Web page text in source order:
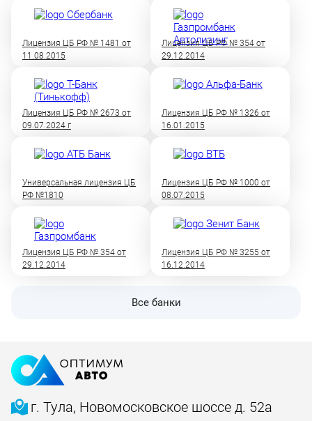
Лицензия ЦБ РФ № 1481 от
11.08.2015
Лицензия ЦБ РФ № 354 от
29.12.2014
Лицензия ЦБ РФ № 2673 от
09.07.2024 г
Лицензия ЦБ РФ № 1326 от
16.01.2015
Универсальная лицензия ЦБ
РФ №1810
Лицензия ЦБ РФ № 1000 от
08.07.2015
Лицензия ЦБ РФ № 354 от
29.12.2014
Лицензия ЦБ РФ № 3255 от
16.12.2014
Все банки
г. Тула, Новомосковское шоссе д. 52а